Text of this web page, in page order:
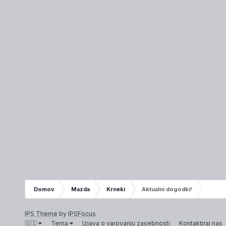
Domov Mazda Krneki Aktualni dogodki!
IPS Theme by IPSFocus
🇸🇮
Tema Izjava o varovanju zasebnosti Kontaktiraj nas